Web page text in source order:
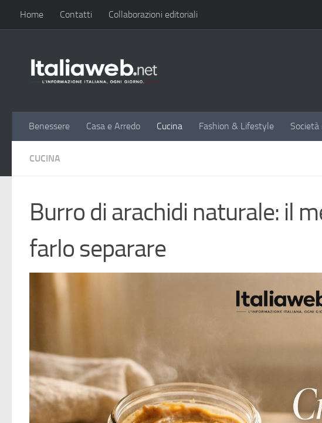
Sotto il contenuto
Home Contatti Collaborazioni editoriali
Benessere Casa e Arredo Cucina Fashion & Lifestyle Società
CUCINA
Burro di arachidi naturale: il
farlo separare